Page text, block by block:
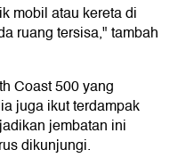
mobil atau kereta di
ruang tersisa," tambah
Coast 500 yang
juga ikut terdampak
jembatan ini
dikunjungi.